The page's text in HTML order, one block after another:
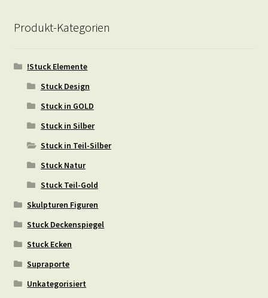
Produkt-Kategorien
!Stuck Elemente
Stuck Design
Stuck in GOLD
Stuck in Silber
Stuck in Teil-Silber
Stuck Natur
Stuck Teil-Gold
Skulpturen Figuren
Stuck Deckenspiegel
Stuck Ecken
Supraporte
Unkategorisiert